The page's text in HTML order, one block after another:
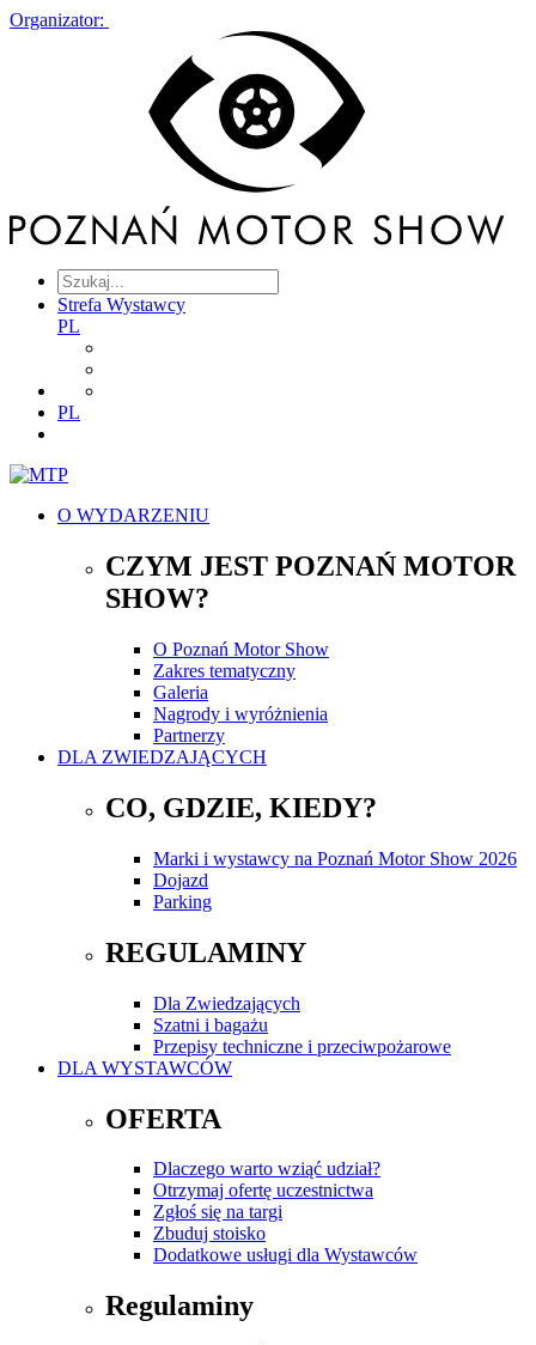
Organizator:
Strefa Wystawcy
PL
PL
O WYDARZENIU
CZYM JEST POZNAŃ MOTOR
SHOW?
O Poznań Motor Show
Zakres tematyczny
Galeria
Nagrody i wyróżnienia
Partnerzy
DLA ZWIEDZAJĄCYCH
CO, GDZIE, KIEDY?
Marki i wystawcy na Poznań Motor Show 2026
Dojazd
Parking
REGULAMINY
Dla Zwiedzających
Szatni i bagażu
Przepisy techniczne i przeciwpożarowe
DLA WYSTAWCÓW
OFERTA
Dlaczego warto wziąć udział?
Otrzymaj ofertę uczestnictwa
Zgłoś się na targi
Zbuduj stoisko
Dodatkowe usługi dla Wystawców
Regulaminy